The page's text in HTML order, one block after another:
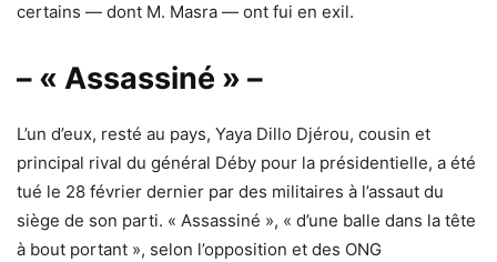
certains — dont M. Masra — ont fui en exil.
– « Assassiné » –
L’un d’eux, resté au pays, Yaya Dillo Djérou, cousin et
principal rival du général Déby pour la présidentielle, a été
tué le 28 février dernier par des militaires à l’assaut du
siège de son parti. « Assassiné », « d’une balle dans la tête
à bout portant », selon l’opposition et des ONG